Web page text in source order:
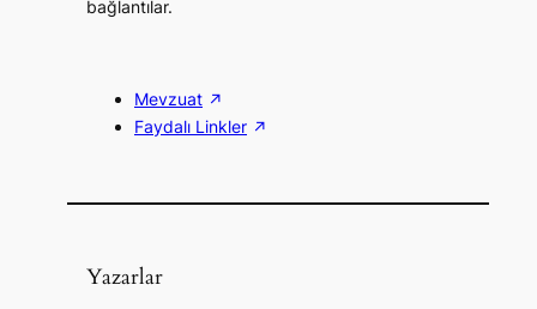
bağlantılar.
Mevzuat
Faydalı Linkler
Yazarlar